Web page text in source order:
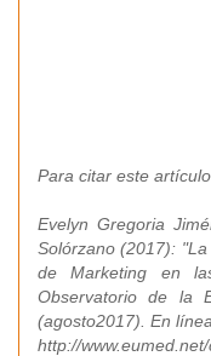
Para citar este
Evelyn Gregoria
Solórzano (2017):
de Marketing en
Observatorio de la
(agosto2017). En
http://